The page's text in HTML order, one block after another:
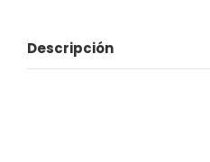
Descripción